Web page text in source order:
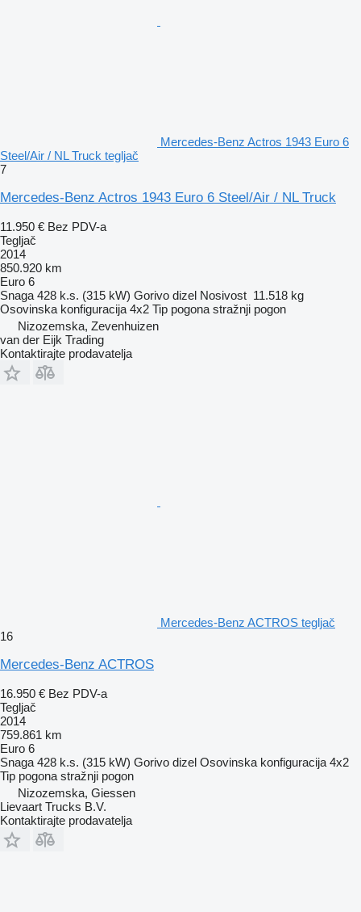
Mercedes-Benz Actros 1943 Euro 6
Steel/Air / NL Truck tegljač
7
Mercedes-Benz Actros 1943 Euro 6 Steel/Air / NL Truck
11.950 € Bez PDV-a
Tegljač
2014
850.920 km
Euro 6
Snaga 428 k.s. (315 kW) Gorivo dizel Nosivost 11.518 kg
Osovinska konfiguracija 4x2 Tip pogona stražnji pogon
Nizozemska, Zevenhuizen
van der Eijk Trading
Kontaktirajte prodavatelja
Mercedes-Benz ACTROS tegljač
16
Mercedes-Benz ACTROS
16.950 € Bez PDV-a
Tegljač
2014
759.861 km
Euro 6
Snaga 428 k.s. (315 kW) Gorivo dizel Osovinska konfiguracija 4x2
Tip pogona stražnji pogon
Nizozemska, Giessen
Lievaart Trucks B.V.
Kontaktirajte prodavatelja